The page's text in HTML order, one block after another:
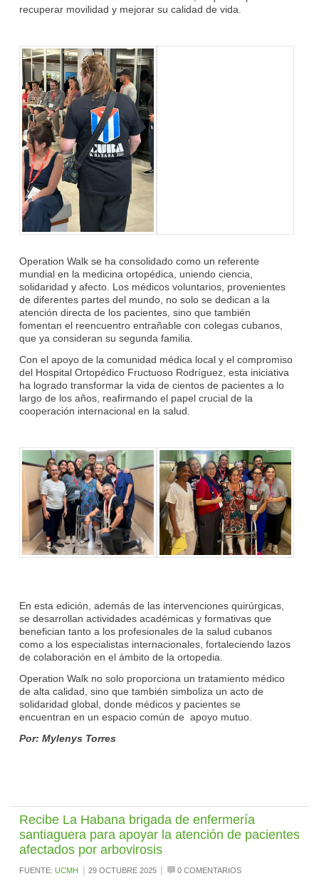
recuperar movilidad y mejorar su calidad de vida.
Operation Walk se ha consolidado como un referente
mundial en la medicina ortopédica, uniendo ciencia,
solidaridad y afecto. Los médicos voluntarios, provenientes
de diferentes partes del mundo, no solo se dedican a la
atención directa de los pacientes, sino que también
fomentan el reencuentro entrañable con colegas cubanos,
que ya consideran su segunda familia.
Con el apoyo de la comunidad médica local y el compromiso
del Hospital Ortopédico Fructuoso Rodríguez, esta iniciativa
ha logrado transformar la vida de cientos de pacientes a lo
largo de los años, reafirmando el papel crucial de la
cooperación internacional en la salud.
En esta edición, además de las intervenciones quirúrgicas,
se desarrollan actividades académicas y formativas que
benefician tanto a los profesionales de la salud cubanos
como a los especialistas internacionales, fortaleciendo lazos
de colaboración en el ámbito de la ortopedia.
Operation Walk no solo proporciona un tratamiento médico
de alta calidad, sino que también simboliza un acto de
solidaridad global, donde médicos y pacientes se
encuentran en un espacio común de apoyo mutuo.
Por: Mylenys Torres
Recibe La Habana brigada de enfermería
santiaguera para apoyar la atención de pacientes
afectados por arbovirosis
FUENTE: UCMH | 29 OCTUBRE 2025 | 0 COMENTARIOS